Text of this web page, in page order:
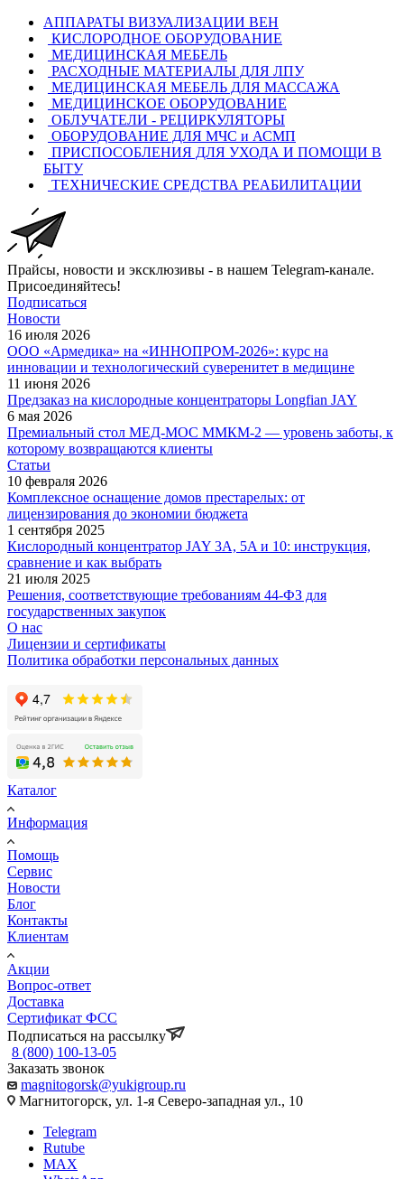
АППАРАТЫ ВИЗУАЛИЗАЦИИ ВЕН
КИСЛОРОДНОЕ ОБОРУДОВАНИЕ
МЕДИЦИНСКАЯ МЕБЕЛЬ
РАСХОДНЫЕ МАТЕРИАЛЫ ДЛЯ ЛПУ
МЕДИЦИНСКАЯ МЕБЕЛЬ ДЛЯ МАССАЖА
МЕДИЦИНСКОЕ ОБОРУДОВАНИЕ
ОБЛУЧАТЕЛИ - РЕЦИРКУЛЯТОРЫ
ОБОРУДОВАНИЕ ДЛЯ МЧС и АСМП
ПРИСПОСОБЛЕНИЯ ДЛЯ УХОДА И ПОМОЩИ В
БЫТУ
ТЕХНИЧЕСКИЕ СРЕДСТВА РЕАБИЛИТАЦИИ
Прайсы, новости и эксклюзивы - в нашем Telegram-канале.
Присоединяйтесь!
Подписаться
Новости
16 июля 2026
ООО «Армедика» на «ИННОПРОМ-2026»: курс на
инновации и технологический суверенитет в медицине
11 июня 2026
Предзаказ на кислородные концентраторы Longfian JAY
6 мая 2026
Премиальный стол МЕД-МОС ММКМ-2 — уровень заботы, к
которому возвращаются клиенты
Статьи
10 февраля 2026
Комплексное оснащение домов престарелых: от
лицензирования до экономии бюджета
1 сентября 2025
Кислородный концентратор JAY 3A, 5A и 10: инструкция,
сравнение и как выбрать
21 июля 2025
Решения, соответствующие требованиям 44-ФЗ для
государственных закупок
О нас
Лицензии и сертификаты
Политика обработки персональных данных
Каталог
Информация
Помощь
Сервис
Новости
Блог
Контакты
Клиентам
Акции
Вопрос-ответ
Доставка
Сертификат ФСС
Подписаться на рассылку
8 (800) 100-13-05
Заказать звонок
magnitogorsk@yukigroup.ru
Магнитогорск, ул. 1-я Северо-западная ул., 10
Telegram
Rutube
MAX